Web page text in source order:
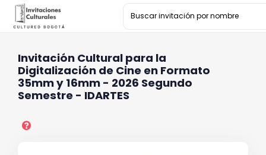
Invitación Cultural para la
Digitalización de Cine en Formato
35mm y 16mm - 2026 Segundo
Semestre - IDARTES